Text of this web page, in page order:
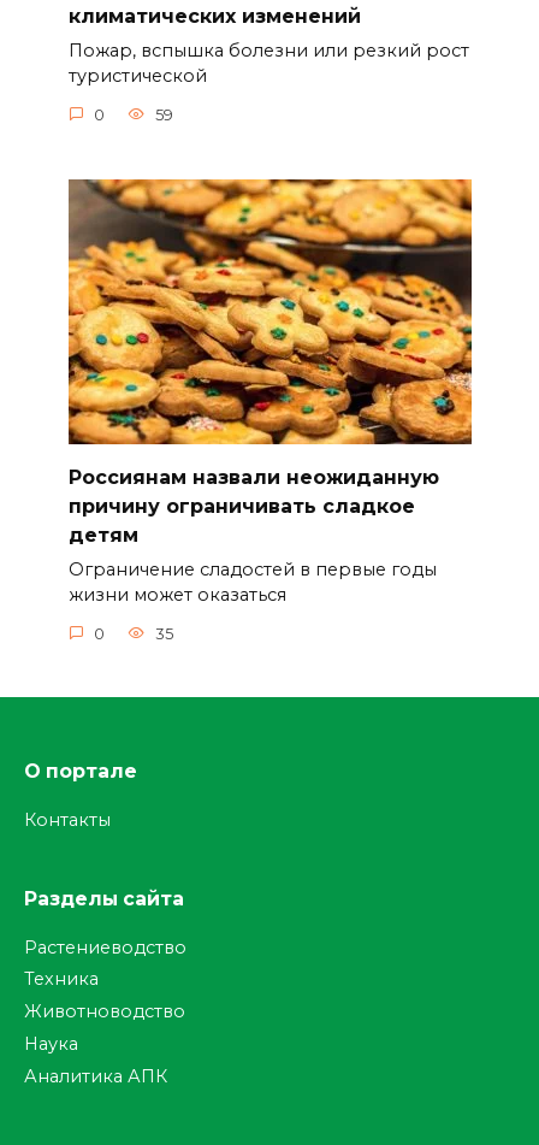
климатических изменений
Пожар, вспышка болезни или резкий рост
туристической
0 59
Россиянам назвали неожиданную
причину ограничивать сладкое
детям
Ограничение сладостей в первые годы
жизни может оказаться
0 35
О портале
Контакты
Разделы сайта
Растениеводство
Техника
Животноводство
Наука
Аналитика АПК